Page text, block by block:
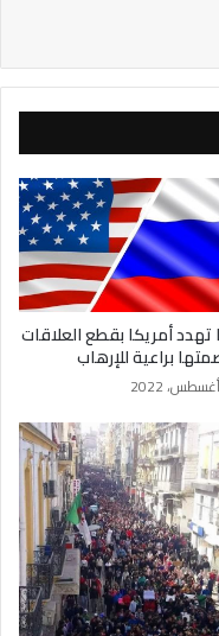
تهدد أمريكا بقطع العلاقات
براعية للإرهاب